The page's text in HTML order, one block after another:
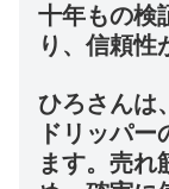
十年もの検
り、信頼性
ひろさんは
ドリッパ
ます。売れ